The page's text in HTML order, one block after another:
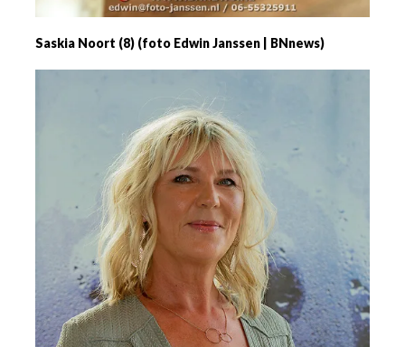
Saskia Noort (8) (foto Edwin Janssen | BNnews)